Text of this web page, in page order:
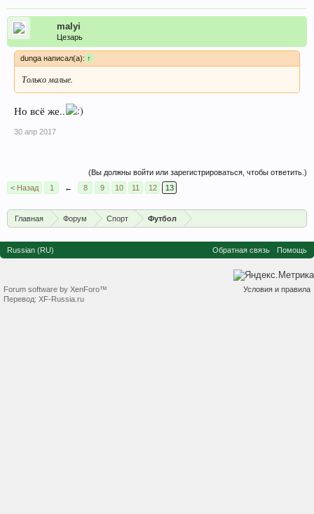
malyi
Цезарь
dunga написал(а):↑
Только малые.
Но всё же..
30 апр 2017
(Вы должны войти или зарегистрироваться, чтобы ответить.)
< Назад
1 ← 8 9 10 11 12 13
Главная Форум Спорт Футбол
Russian (RU) Обратная связь Помощь
Условия и правила
Forum software by XenForo™
Перевод: XF-Russia.ru